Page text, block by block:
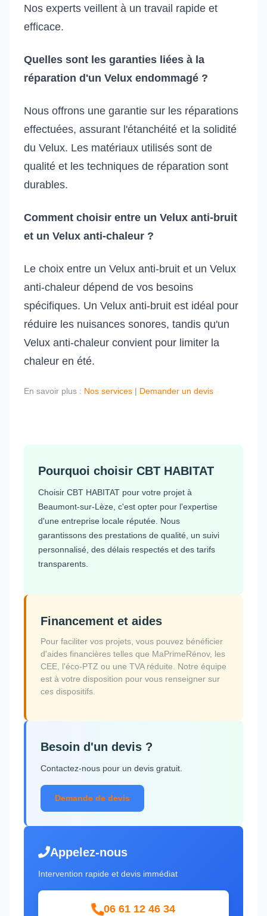
Nos experts veillent à un travail rapide et
efficace.
Quelles sont les garanties liées à la
réparation d'un Velux endommagé ?
Nous offrons une garantie sur les réparations
effectuées, assurant l'étanchéité et la solidité
du Velux. Les matériaux utilisés sont de
qualité et les techniques de réparation sont
durables.
Comment choisir entre un Velux anti-bruit
et un Velux anti-chaleur ?
Le choix entre un Velux anti-bruit et un Velux
anti-chaleur dépend de vos besoins
spécifiques. Un Velux anti-bruit est idéal pour
réduire les nuisances sonores, tandis qu'un
Velux anti-chaleur convient pour limiter la
chaleur en été.
En savoir plus : Nos services | Demander un devis
Pourquoi choisir CBT HABITAT
Choisir CBT HABITAT pour votre projet à
Beaumont-sur-Lèze, c'est opter pour l'expertise
d'une entreprise locale réputée. Nous
garantissons des prestations de qualité, un suivi
personnalisé, des délais respectés et des tarifs
transparents.
Financement et aides
Pour faciliter vos projets, vous pouvez bénéficier
d'aides financières telles que MaPrimeRénov, les
CEE, l'éco-PTZ ou une TVA réduite. Notre équipe
est à votre disposition pour vous renseigner sur
ces dispositifs.
Besoin d'un devis ?
Contactez-nous pour un devis gratuit.
Demande de devis
Appelez-nous
Intervention rapide et devis immédiat
06 61 12 46 34